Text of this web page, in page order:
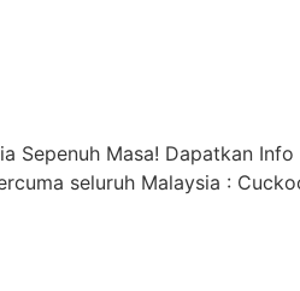
Sepenuh Masa! Dapatkan Info
seluruh Malaysia :